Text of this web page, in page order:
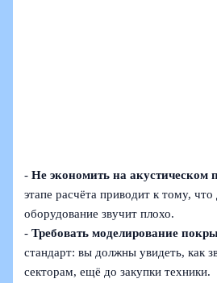
-Не экономить на акустическом
этапе расчёта приводит к тому,
оборудование звучит плохо.
-Требовать моделирование
стандарт: вы должны увидеть, как
секторам, ещё до закупки техники.